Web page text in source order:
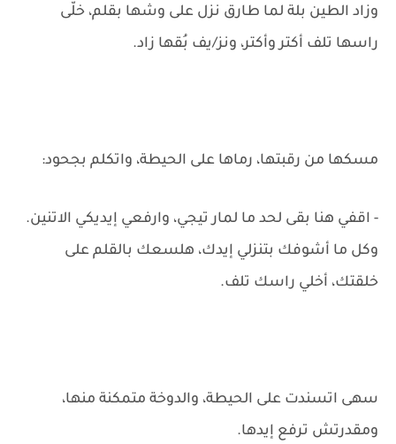
وزاد الطين بلة لما طارق نزل على وشها بقلم، خلّى
راسها تلف أكتر وأكتر، ونز/يف بُقها زاد.
مسكها من رقبتها، رماها على الحيطة، واتكلم بجحود:
- اقفي هنا بقى لحد ما لمار تيجي، وارفعي إيديكي الاتنين.
وكل ما أشوفك بتنزلي إيدك، هلسعك بالقلم على
خلقتك، أخلي راسك تلف.
سهى اتسندت على الحيطة، والدوخة متمكنة منها،
ومقدرتش ترفع إيدها.